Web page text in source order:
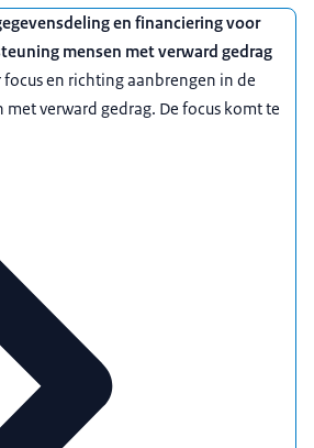
en financiering voor
mensen met verward gedrag
en richting aanbrengen in de
verward gedrag. De focus komt te